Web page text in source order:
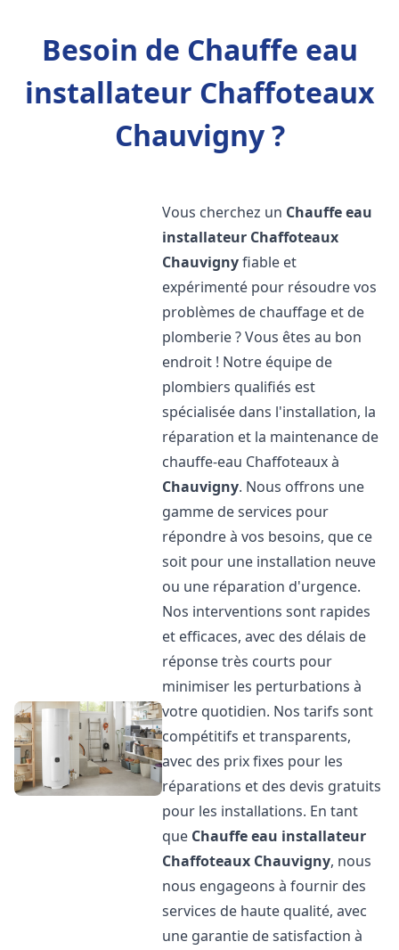
Besoin de Chauffe eau
installateur Chaffoteaux
Chauvigny ?
Vous cherchez un Chauffe eau
installateur Chaffoteaux
Chauvignyfiable et
expérimenté pour résoudre vos
problèmes de chauffage et de
plomberie ? Vous êtes au bon
endroit ! Notre équipe de
plombiers qualifiés est
spécialisée dans l'installation, la
réparation et la maintenance de
chauffe-eau Chaffoteaux à
Chauvigny. Nous offrons une
gamme de services pour
répondre à vos besoins, que ce
soit pour une installation neuve
ou une réparation d'urgence.
Nos interventions sont rapides
et efficaces, avec des délais de
réponse très courts pour
minimiser les perturbations à
votre quotidien. Nos tarifs sont
compétitifs et transparents,
avec des prix fixes pour les
réparations et des devis gratuits
pour les installations. En tant
que Chauffe eau installateur
Chaffoteaux Chauvigny, nous
nous engageons à fournir des
services de haute qualité, avec
une garantie de satisfaction à